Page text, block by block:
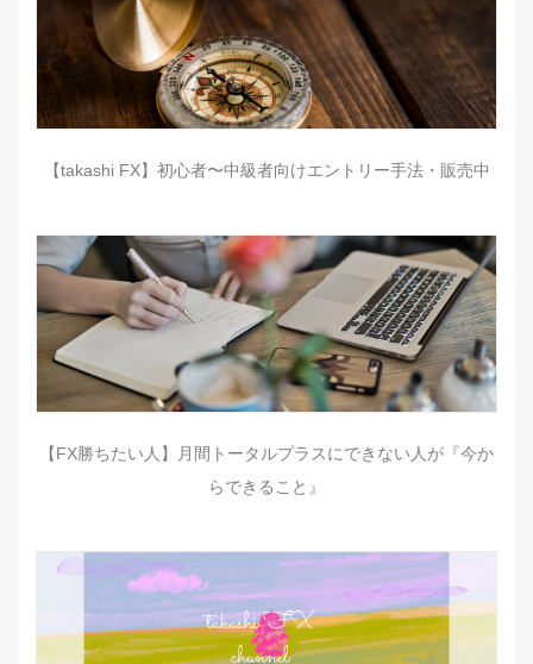
【takashi FX】初心者〜中級者向けエントリー手法・販売中
【FX勝ちたい人】月間トータルプラスにできない人が『今か
らできること』